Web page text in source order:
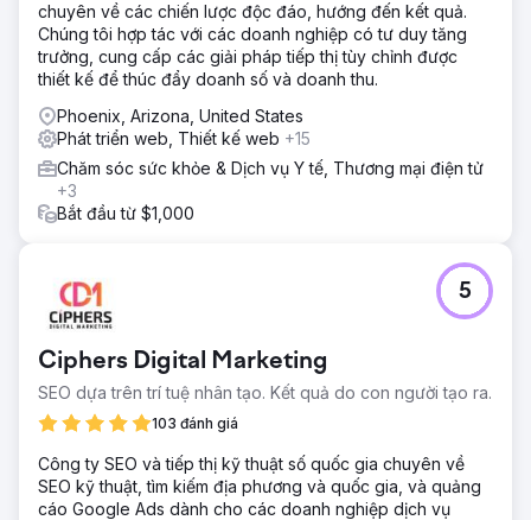
chuyên về các chiến lược độc đáo, hướng đến kết quả.
Chúng tôi hợp tác với các doanh nghiệp có tư duy tăng
trưởng, cung cấp các giải pháp tiếp thị tùy chỉnh được
thiết kế để thúc đẩy doanh số và doanh thu.
Phoenix, Arizona, United States
Phát triển web, Thiết kế web +15
Chăm sóc sức khỏe & Dịch vụ Y tế, Thương mại điện tử
+3
Bắt đầu từ $1,000
Ciphers Digital Marketing
SEO dựa trên trí tuệ nhân tạo. Kết quả do con người tạo ra.
103 đánh giá
5
Công ty SEO và tiếp thị kỹ thuật số quốc gia chuyên về
SEO kỹ thuật, tìm kiếm địa phương và quốc gia, và quảng
cáo Google Ads dành cho các doanh nghiệp dịch vụ